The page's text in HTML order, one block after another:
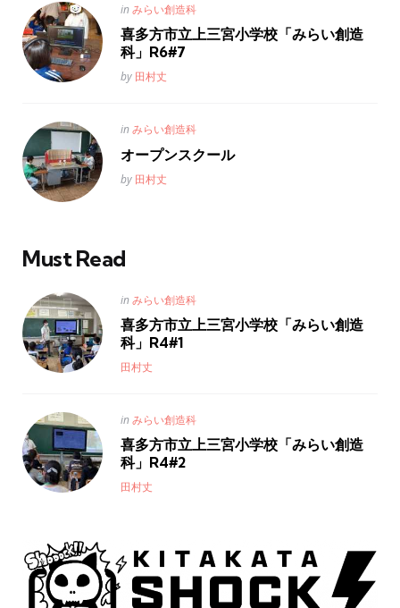
Posted
in
in みらい創造科
喜多方市立上三宮小学校「みらい創造
科」R6#7
Posted
by 田村丈
Posted
in みらい創造科
オープンスクール
Posted
by 田村丈
Must Read
Posted
in
in みらい創造科
喜多方市立上三宮小学校「みらい創造
科」R4#1
Posted
田村丈
Posted
in
in みらい創造科
喜多方市立上三宮小学校「みらい創造
科」R4#2
Posted
田村丈